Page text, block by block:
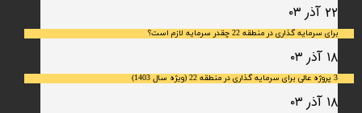
۲۲ آذر ۰۳
برای سرمایه‌ گذاری در منطقه 22 چقدر سرمایه لازم است؟
۱۸ آذر ۰۳
3 پروژه عالی برای سرمایه گذاری در منطقه 22 (ویژه سال 1403)
۱۸ آذر ۰۳